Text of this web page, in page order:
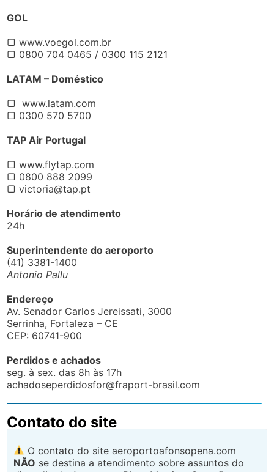
GOL
▢ www.voegol.com.br
▢ 0800 704 0465 / 0300 115 2121
LATAM – Doméstico
▢ www.latam.com
▢ 0300 570 5700
TAP Air Portugal
▢ www.flytap.com
▢ 0800 888 2099
▢victoria@tap.pt
Horário de atendimento
24h
Superintendente do aeroporto
(41) 3381-1400
Antonio Pallu
Endereço
Av. Senador Carlos Jereissati, 3000
Serrinha, Fortaleza – CE
CEP: 60741-900
Perdidos e achados
seg. à sex. das 8h às 17h
achadoseperdidosfor@fraport-brasil.com
Contato do site
O contato do site aeroportoafonsopena.com
NÃO se destina a atendimento sobre assuntos do